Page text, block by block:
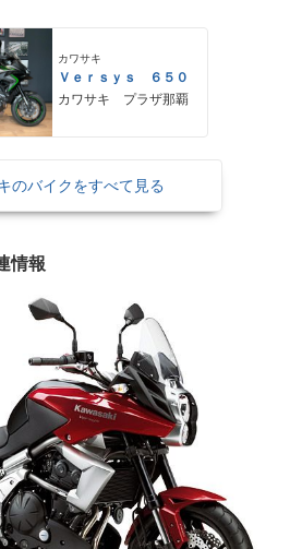
カワサキ
Ｖｅｒｓｙｓ ６５０
カワサキ プラザ那覇
のバイクをすべて見る
情報